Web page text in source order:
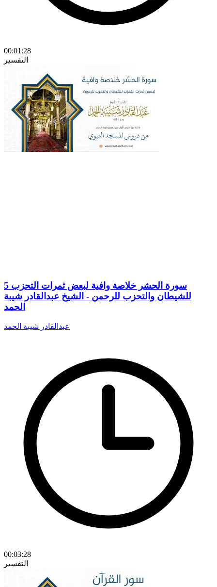
00:01:28
التفسير
5 سورة الحشر خلاصة وافية لبعض ثمرات التحزب
للشيطان والتحزب للرحمن - الشيخ عبدالقادر شيبة
الحمد
عبدالقادر شيبة الحمد
00:03:28
التفسير